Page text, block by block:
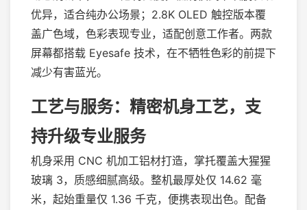
优异，适合纯办公场景；2.8K OLED 触控版本覆
盖广色域，色彩表现专业，适配创意工作者。两款
屏幕都搭载 Eyesafe 技术，在不牺牲色彩的前提下
减少有害蓝光。
工艺与服务：精密机身工艺，支
持升级专业服务
机身采用 CNC 机加工铝材打造，掌托覆盖大猩猩
玻璃 3，质感细腻高级。整机最厚处仅 14.62 毫
米，起始重量仅 1.36 千克，便携表现出色。配备